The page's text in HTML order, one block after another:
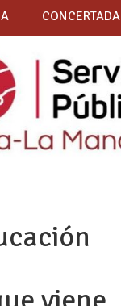
CONCERTADA